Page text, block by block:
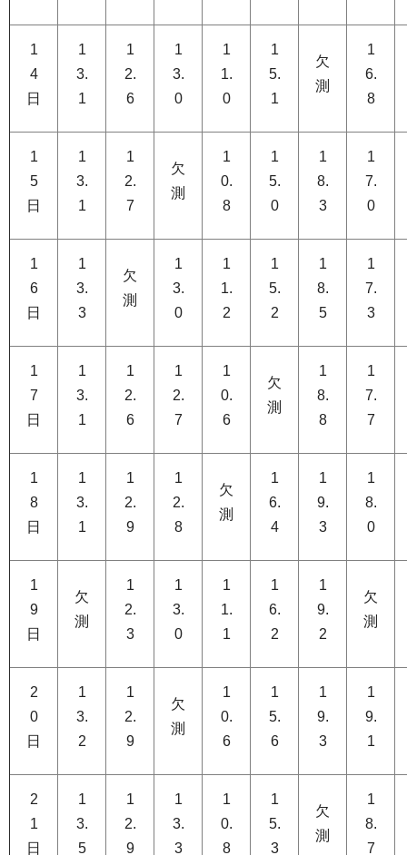
1
4
日
1
3.
1
1
2.
6
1
3.
0
1
1.
0
1
5.
1
欠
測
1
6.
8
1
5
日
1
3.
1
1
2.
7
欠
測
1
0.
8
1
5.
0
1
8.
3
1
7.
0
1
6
日
1
3.
3
欠
測
1
3.
0
1
1.
2
1
5.
2
1
8.
5
1
7.
3
1
7
日
1
3.
1
1
2.
6
1
2.
7
1
0.
6
欠
測
1
8.
8
1
7.
7
1
8
日
1
3.
1
1
2.
9
1
2.
8
欠
測
1
6.
4
1
9.
3
1
8.
0
1
9
日
欠
測
1
2.
3
1
3.
0
1
1.
1
1
6.
2
1
9.
2
欠
測
2
0
日
1
3.
2
1
2.
9
欠
測
1
0.
6
1
5.
6
1
9.
3
1
9.
1
2
1
日
1
3.
5
1
2.
9
1
3.
3
1
0.
8
1
5.
3
欠
測
1
8.
7